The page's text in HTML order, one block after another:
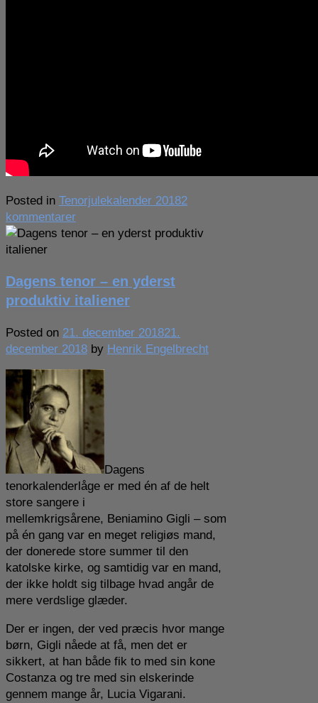
Posted in Tenorjulekalender 20182
kommentarertil
Dagens
i
en
situation
Dagens tenor – en yderst
produktiv italiener
Posted on 21. december 201821.
december 2018 by Henrik Engelbrecht
Dagens
tenorkalenderlåge er med én af de helt
store sangere i
mellemkrigsårene, Beniamino Gigli – som
på én gang var en meget religiøs mand,
der donerede store summer til den
katolske kirke, og samtidig var en mand,
der ikke holdt sig tilbage hvad angår de
mere verdslige glæder.
Der er ingen, der ved præcis hvor mange
børn, Gigli nåede at få, men det er
sikkert, at han både fik to med sin kone
Costanza og tre med sin elskerinde
gennem mange år, Lucia Vigarani.